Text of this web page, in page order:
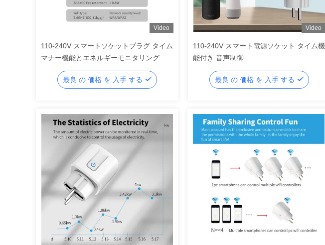
Video
110-240V スマートソケットプラグ タイム
マナー機能とエネルギーモニタリング
最良 の 価格 を 入手 する
Video
110-240V スマート電源ソケット タイム機
能付き 音声制御
最良 の 価格 を 入手 する